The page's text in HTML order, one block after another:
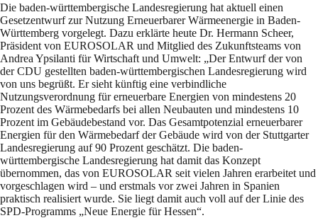
Die baden-württembergische Landesregierung hat aktuell einen
Gesetzentwurf zur Nutzung Erneuerbarer Wärmeenergie in Baden-
Württemberg vorgelegt. Dazu erklärte heute Dr. Hermann Scheer,
Präsident von EUROSOLAR und Mitglied des Zukunftsteams von
Andrea Ypsilanti für Wirtschaft und Umwelt: „Der Entwurf der von
der CDU gestellten baden-württembergischen Landesregierung wird
von uns begrüßt. Er sieht künftig eine verbindliche
Nutzungsverordnung für erneuerbare Energien von mindestens 20
Prozent des Wärmebedarfs bei allen Neubauten und mindestens 10
Prozent im Gebäudebestand vor. Das Gesamtpotenzial erneuerbarer
Energien für den Wärmebedarf der Gebäude wird von der Stuttgarter
Landesregierung auf 90 Prozent geschätzt. Die baden-
württembergische Landesregierung hat damit das Konzept
übernommen, das von EUROSOLAR seit vielen Jahren erarbeitet und
vorgeschlagen wird – und erstmals vor zwei Jahren in Spanien
praktisch realisiert wurde. Sie liegt damit auch voll auf der Linie des
SPD-Programms „Neue Energie für Hessen“.